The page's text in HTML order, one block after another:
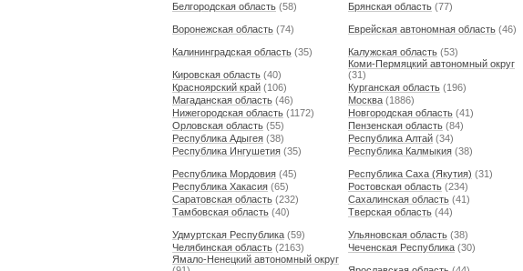
Белгородская область (58) Брянская область (77)
Воронежская область (74) Еврейская автономная область (46)
Калининградская область (35) Калужская область (53)
Кировская область (40)
Коми-Пермяцкий автономный округ
(31)
Красноярский край (106) Курганская область (196)
Магаданская область (46) Москва (1886)
Нижегородская область (1172) Новгородская область (41)
Орловская область (55) Пензенская область (84)
Республика Адыгея (38) Республика Алтай (34)
Республика Ингушетия (35) Республика Калмыкия (38)
Республика Мордовия (45) Республика Саха (Якутия) (31)
Республика Хакасия (65) Ростовская область (234)
Саратовская область (232) Сахалинская область (41)
Тамбовская область (40) Тверская область (44)
Удмуртская Республика (59) Ульяновская область (38)
Челябинская область (2163) Чеченская Республика (30)
Ямало-Ненецкий автономный округ